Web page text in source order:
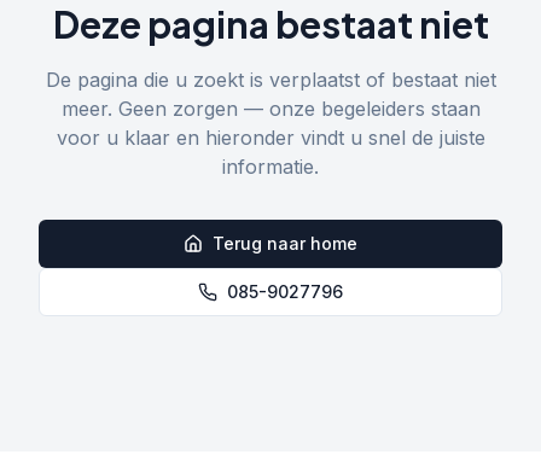
Deze pagina bestaat niet
De pagina die u zoekt is verplaatst of bestaat niet
meer. Geen zorgen — onze begeleiders staan
voor u klaar en hieronder vindt u snel de juiste
informatie.
Terug naar home
085-9027796